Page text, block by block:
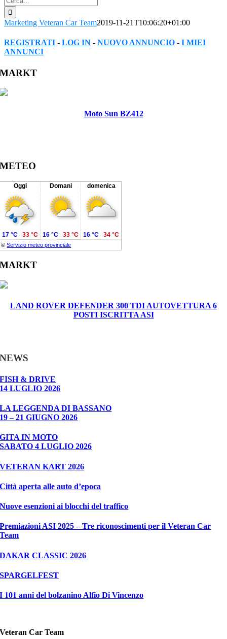
per:
Marketing Veteran Car Team2019-11-21T10:06:20+01:00
REGISTRATI - LOG IN - NUOVO ANNUNCIO - I MIEI
ANNUNCI
Facebook
Twitter
Reddit
LinkedIn
WhatsApp
Tumblr
Pinterest
Vk
Xing
Email
MARKT
Moto Sun BZ412
METEO
Oggi Domani domenica
©Servizio meteo provinciale
17 °C 33 °C 16 °C 33 °C 16 °C 34 °C
MARKT
LAND ROVER DEFENDER 300 TDI AUTOVETTURA 6
POSTI ISCRITTA ASI
NEWS
FISH & DRIVE
14 LUGLIO 2026
LA LEGGENDA DI BASSANO
19 – 21 GIUGNO 2026
GITA IN MOTO
SABATO 4 LUGLIO 2026
VETERAN KART 2026
Città aperta alle auto d’epoca
Nuove esenzioni ai blocchi del traffico
Premiazioni ASI 2025 – Tre riconoscimenti per il Veteran Car
Team
DAKAR CLASSIC 2026
SPARGELFEST
I 101 anni del bolzanino Alfio Di Vincenzo
Veteran Car Team